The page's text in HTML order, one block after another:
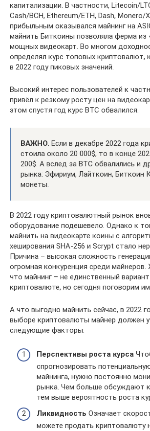
капитализации. В частности, Litecoin/
Cash/BCH, Ethereum/ETH, Dash, Monero/
прибыльным оказывался майнинг на
майнить Биткоины позволяла ферма из
мощных видеокарт. Во многом
определял курс топовых криптовалют,
в 2022 году пиковых значений.
Высокий интерес пользователей к
привёл к резкому росту цен на
этом спустя год курс BTC обвалился.
ВАЖНО. Если в декабре 2022 года
стоила около 20 000$, то в конце
200$. А вслед за BTC обвалились и
рынка: Эфириум, Лайткоин, Биткоин
монеты.
В 2022 году криптовалютный рынок
оборудование подешевело. Однако к
майнить на видеокарте коины с
хеширования SHA-256 и Scrypt стало
Причина – высокая сложность
огромная конкуренция среди майнеров.
что майнинг – не единственный
криптовалюте, но сегодня поговорим
А что выгодно майнить сейчас, в 2022
выборе криптовалюты майнер должен
следующие факторы:
Перспективы роста курса
спрогнозировать
майнинга, нужно постоянно
рынка. Чем больше обсуждают
тем выше вероятность роста
Ликвидность Означает
можете продать криптовалюту